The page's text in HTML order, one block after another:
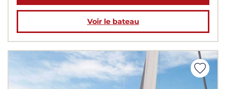
Voir le bateau